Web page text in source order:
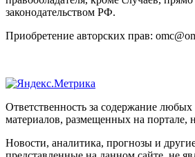
законодательством РФ.
Приобретение авторских прав:
Ответственность за содержание
материалов, размещенных на портале,
Новости, аналитика, прогнозы и